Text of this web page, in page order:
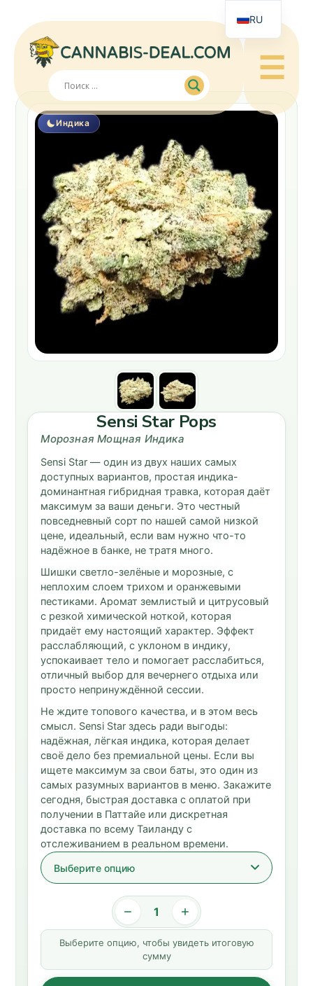
☰
Индика
Sensi Star Pops
Морозная Мощная Индика
Sensi Star — один из двух наших самых
доступных вариантов, простая индика-
доминантная гибридная травка, которая даёт
максимум за ваши деньги. Это честный
повседневный сорт по нашей самой низкой
цене, идеальный, если вам нужно что-то
надёжное в банке, не тратя много.
Шишки светло-зелёные и морозные, с
неплохим слоем трихом и оранжевыми
пестиками. Аромат землистый и цитрусовый
с резкой химической ноткой, которая
придаёт ему настоящий характер. Эффект
расслабляющий, с уклоном в индику,
успокаивает тело и помогает расслабиться,
отличный выбор для вечернего отдыха или
просто непринуждённой сессии.
Не ждите топового качества, и в этом весь
смысл. Sensi Star здесь ради выгоды:
надёжная, лёгкая индика, которая делает
своё дело без премиальной цены. Если вы
ищете максимум за свои баты, это один из
самых разумных вариантов в меню. Закажите
сегодня, быстрая доставка с оплатой при
получении в Паттайе или дискретная
доставка по всему Таиланду с
отслеживанием в реальном времени.
Выберите опцию, чтобы увидеть итоговую
сумму
RU